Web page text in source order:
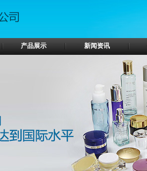
产品展示 新闻资讯